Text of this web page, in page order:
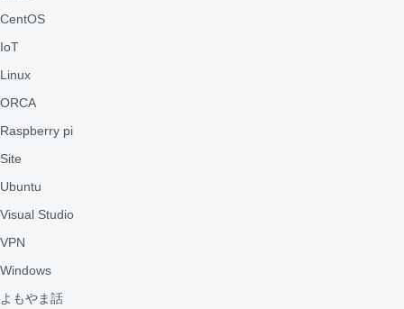
CentOS
IoT
Linux
ORCA
Raspberry pi
Site
Ubuntu
Visual Studio
VPN
Windows
よもやま話